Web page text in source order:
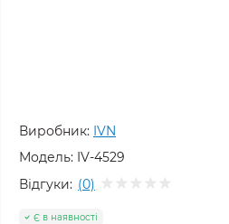
Виробник: IVN
Модель: IV-4529
Відгуки: (0)
Є в наявності